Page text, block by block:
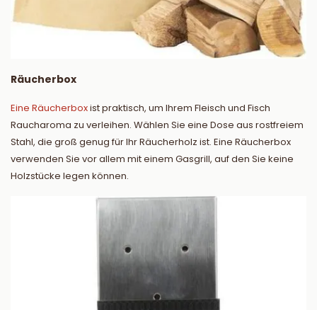
Räucherbox
Eine Räucherboxist praktisch, um Ihrem Fleisch und Fisch
Raucharoma zu verleihen. Wählen Sie eine Dose aus rostfreiem
Stahl, die groß genug für Ihr Räucherholz ist. Eine Räucherbox
verwenden Sie vor allem mit einem Gasgrill, auf den Sie keine
Holzstücke legen können.